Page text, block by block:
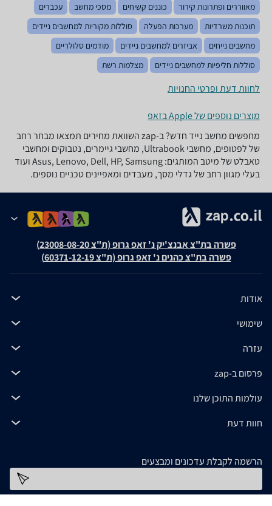
מאווררים ופתרונות קירור
כוננים קשיחים מסכי מחשב
עכברים
תוכנות משרדיות
מערכות הפעלה
סוללות מקוריות למחשבים ניידים
מחשבים נייחים
אביזרים למחשבים ניידים
מודמים סלולריים
סוללות חליפיות למחשבים ניידים
מצלמות רשת
לחוות דעת ופרטי החנויות
מוצרים נוספים של Apple בזאפ
מחפשים מחשב נייד חדש? ב-zap השוואת מחירים תמצאו מבחר רחב
של לפטופים, מחשבי Ultrabook, מחשבי גיימרים, נטבוקים ומחשבי
טאבלט של מיטב המותגים: Asus, Lenovo, Dell, HP, Samsung ועוד
בעלי מגוון רחב של גדלי מסך, מעבדים ומאפיינים טכניים נוספים.
פשרה בת"צ אבנצ'יק נ' זאפ גרופ (ת"צ 23008-08-20)
פשרה בת"צ כהנים נ' זאפ גרופ (ת"צ 60371-12-19)
אודות
שימושי
עזרה
פרסום ב-zap
עולמות התוכן שלנו
חוות דעת
הרשמה לקבלת עדכונים ומבצעים